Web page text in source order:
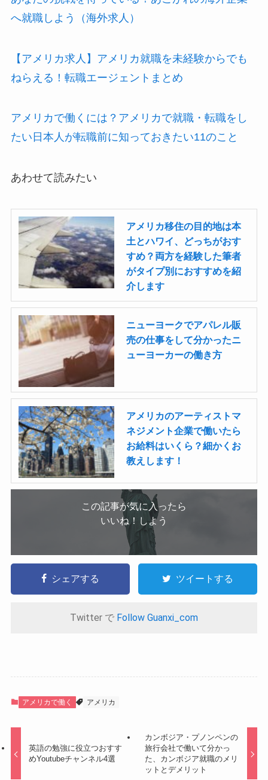
へ就職しよう（海外求人）
【アメリカ求人】アメリカ就職を未経験からでも
ねらえる！転職エージェントまとめ
アメリカで働くには？アメリカで就職・転職をし
たい日本人が転職前に知っておきたい11のこと
あわせて読みたい
アメリカ移住の目的地は本
土とハワイ、どっちがおす
すめ？両方を経験した筆者
がタイプ別におすすめを紹
介します
ニューヨークでアパレル販
売の仕事をして分かったニ
ューヨーカーの働き方
アメリカのアーティストマ
ネジメント企業で働いたら
お給料はいくら？細かくお
教えします！
この記事が気に入ったら
いいね！しよう
シェアする ツイートする
Twitter で Follow Guanxi_com
アメリカで働く アメリカ
英語の勉強に役立つおすす
めYoutubeチャンネル4選
カンボジア・プノンペンの
旅行会社で働いて分かっ
た、カンボジア就職のメリ
ットとデメリット